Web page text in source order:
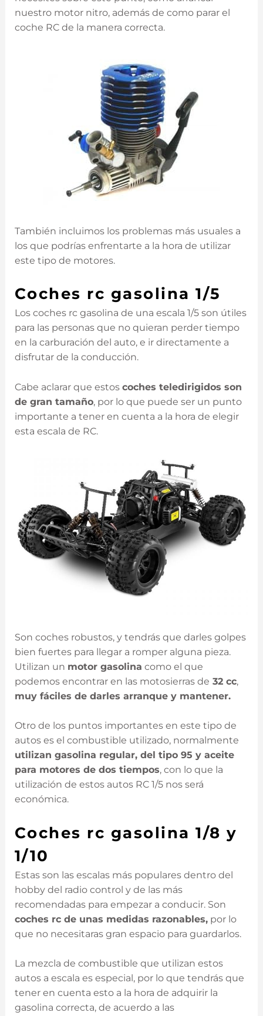
nuestro motor nitro, además de como parar el
coche RC de la manera correcta.
También incluimos los problemas más usuales a
los que podrías enfrentarte a la hora de utilizar
este tipo de motores.
Coches rc gasolina 1/5
Los coches rc gasolina de una escala 1/5 son útiles
para las personas que no quieran perder tiempo
en la carburación del auto, e ir directamente a
disfrutar de la conducción.
Cabe aclarar que estos coches teledirigidos son
de gran tamaño, por lo que puede ser un punto
importante a tener en cuenta a la hora de elegir
esta escala de RC.
Son coches robustos, y tendrás que darles golpes
bien fuertes para llegar a romper alguna pieza.
Utilizan un motor gasolina como el que
podemos encontrar en las motosierras de 32 cc,
muy fáciles de darles arranque y mantener.
Otro de los puntos importantes en este tipo de
autos es el combustible utilizado, normalmente
utilizan gasolina regular, del tipo 95 y aceite
para motores de dos tiempos, con lo que la
utilización de estos autos RC 1/5 nos será
económica.
Coches rc gasolina 1/8 y
1/10
Estas son las escalas más populares dentro del
hobby del radio control y de las más
recomendadas para empezar a conducir. Son
coches rc de unas medidas razonables,por lo
que no necesitaras gran espacio para guardarlos.
La mezcla de combustible que utilizan estos
autos a escala es especial, por lo que tendrás que
tener en cuenta esto a la hora de adquirir la
gasolina correcta, de acuerdo a las